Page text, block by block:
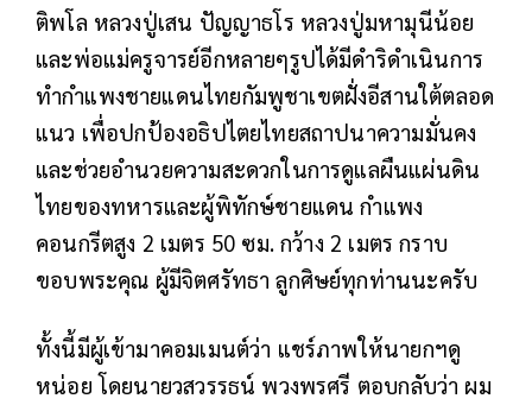
ติพโล หลวงปู่เสน ปัญญาธโร หลวงปู่มหามุนีน้อย
และพ่อแม่ครูจารย์อีกหลายๆรูปได้มีดำริดำเนินการ
ทำกำแพงชายแดนไทยกัมพูชาเขตฝั่งอีสานใต้ตลอด
แนว เพื่อปกป้องอธิปไตยไทยสถาปนาความมั่นคง
และช่วยอำนวยความสะดวกในการดูแลผืนแผ่นดิน
ไทยของทหารและผู้พิทักษ์ชายแดน กำแพง
คอนกรีตสูง 2 เมตร 50 ซม. กว้าง 2 เมตร กราบ
ขอบพระคุณ ผู้มีจิตศรัทธา ลูกศิษย์ทุกท่านนะครับ
ทั้งนี้มีผู้เข้ามาคอมเมนต์ว่า แชร์ภาพให้นายกฯดู
หน่อย โดยนายวสวรรธน์ พวงพรศรี ตอบกลับว่า ผม